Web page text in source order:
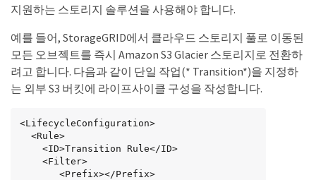
지원하는 스토리지 솔루션을 사용해야 합니다.
예를 들어, StorageGRID에서 클라우드 스토리지 풀로 이동된
모든 오브젝트를 즉시 Amazon S3 Glacier 스토리지로 전환하
려고 합니다. 다음과 같이 단일 작업(* Transition*)을 지정하
는 외부 S3 버킷에 라이프사이클 구성을 작성합니다.
<LifecycleConfiguration>